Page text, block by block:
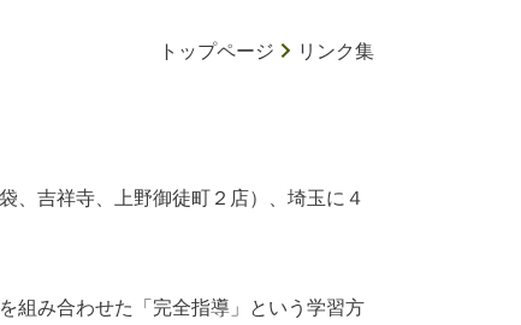
トップページ リンク集
、吉祥寺、上野御徒町２店）、埼玉に４
組み合わせた「完全指導」という学習方